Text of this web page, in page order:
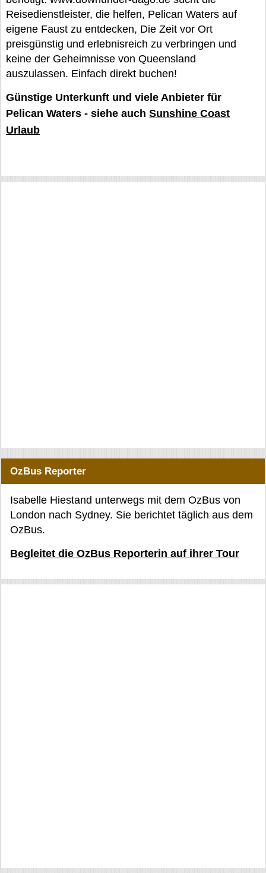
Reisedienstleister, die helfen, Pelican Waters auf
eigene Faust zu entdecken, Die Zeit vor Ort
preisgünstig und erlebnisreich zu verbringen und
keine der Geheimnisse von Queensland
auszulassen. Einfach direkt buchen!
Günstige Unterkunft und viele Anbieter für
Pelican Waters - siehe auch Sunshine Coast
Urlaub
OzBus Reporter
Isabelle Hiestand unterwegs mit dem OzBus von
London nach Sydney. Sie berichtet täglich aus dem
OzBus.
Begleitet die OzBus Reporterin auf ihrer Tour